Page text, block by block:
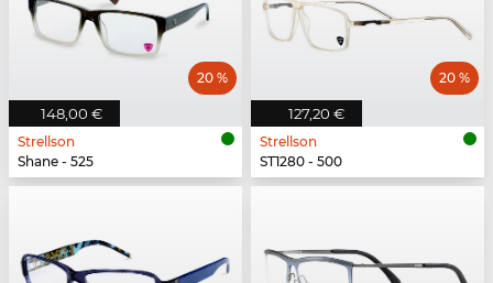
148,00 €
20 %
Strellson
Shane - 525
127,20 €
20 %
Strellson
ST1280 - 500